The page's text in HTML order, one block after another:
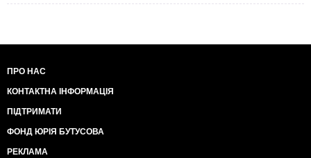
ПРО НАС
КОНТАКТНА ІНФОРМАЦІЯ
ПІДТРИМАТИ
ФОНД ЮРІЯ БУТУСОВА
РЕКЛАМА